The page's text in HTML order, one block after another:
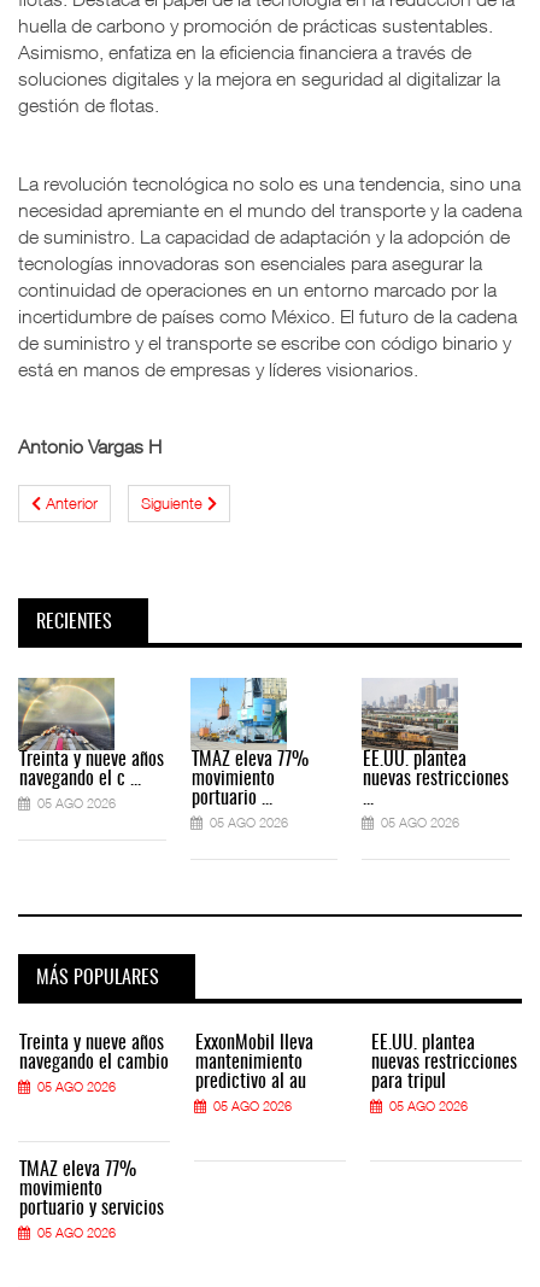
huella de carbono y promoción de prácticas sustentables.
Asimismo, enfatiza en la eficiencia financiera a través de
soluciones digitales y la mejora en seguridad al digitalizar la
gestión de flotas.
La revolución tecnológica no solo es una tendencia, sino una
necesidad apremiante en el mundo del transporte y la cadena
de suministro. La capacidad de adaptación y la adopción de
tecnologías innovadoras son esenciales para asegurar la
continuidad de operaciones en un entorno marcado por la
incertidumbre de países como México. El futuro de la cadena
de suministro y el transporte se escribe con código binario y
está en manos de empresas y líderes visionarios.
Antonio Vargas H
Anterior Siguiente
RECIENTES
Treinta y nueve años
navegando el c ...
05 AGO 2026
TMAZ eleva 77%
movimiento
portuario ...
05 AGO 2026
EE.UU. plantea
nuevas restricciones
05 AGO 2026
MÁS POPULARES
Treinta y nueve años
navegando el cambio
05 AGO 2026
TMAZ eleva 77%
movimiento
portuario y servicios
05 AGO 2026
ExxonMobil lleva
mantenimiento
predictivo al au
05 AGO 2026
EE.UU. plantea
nuevas restricciones
para tripul
05 AGO 2026